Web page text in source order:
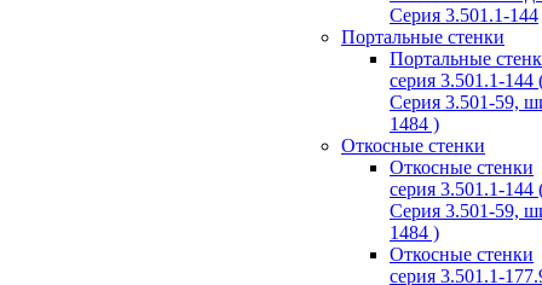
Серия 3.501.1-144
Портальные стенки
Портальные
серия 3.501.1-144
Серия 3.501-59,
1484 )
Откосные стенки
Откосные стенки
серия 3.501.1-144
Серия 3.501-59,
1484 )
Откосные стенки
серия 3.501.1-